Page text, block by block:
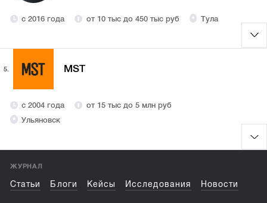
с 2016 года от 10 тыс до 450 тыс руб Тула
5. MST
с 2004 года
от 15 тыс до 5 млн руб
Ульяновск
ЖУРНАЛ
Статьи Блоги Кейсы Исследования Новости